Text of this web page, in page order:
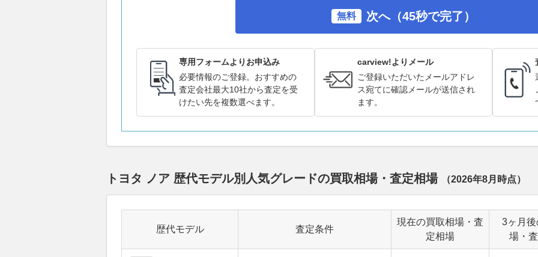
無料 次へ（45秒で完了）
専用フォームよりお申込み
必要情報のご登録。おすすめの
査定会社最大10社から査定を受
けたい先を複数選べます。
carview!よりメール
ご登録いただいたメールアドレ
ス宛てに確認メールが送信され
ます。
トヨタ ノア 歴代モデル別人気グレードの買取相場・査定相場 （2026年8月 時点）
歴代モデル 査定条件
現在の買取相場・査
定相場
3ヶ月
場・